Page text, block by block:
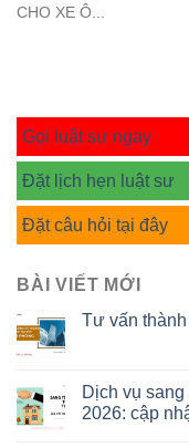
CHO XE Ô...
Gọi luật sư ngay
Đặt lịch hẹn luật sư
Đặt câu hỏi tại đây
BÀI VIẾT MỚI
Tư vấn
Dịch vụ
2026: cập